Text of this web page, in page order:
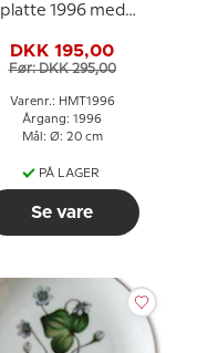
platte 1996 med
DKK 195,00
Før: DKK 295,00
Varenr.: HMT1996
Årgang: 1996
Mål: Ø: 20 cm
PÅ LAGER
Se vare